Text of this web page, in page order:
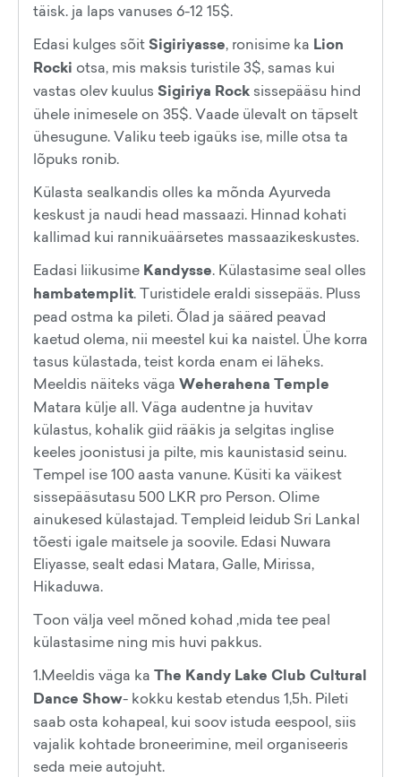
täisk. ja laps vanuses 6-12 15$.
Edasi kulges sõitSigiriyasse, ronisime ka Lion
Rocki otsa, mis maksis turistile 3$, samas kui
vastas olev kuulus Sigiriya Rock sissepääsu hind
ühele inimesele on 35$. Vaade ülevalt on täpselt
ühesugune. Valiku teeb igaüks ise, mille otsa ta
lõpuks ronib.
Külasta sealkandis olles ka mõnda Ayurveda
keskust ja naudi head massaazi. Hinnad kohati
kallimad kui rannikuäärsetes massaazikeskustes.
Eadasi liikusime Kandysse. Külastasime seal olles
hambatemplit. Turistidele eraldi sissepääs. Pluss
pead ostma ka pileti. Õlad ja sääred peavad
kaetud olema, nii meestel kui ka naistel. Ühe korra
tasus külastada, teist korda enam ei läheks.
Meeldis näiteks väga Weherahena Temple
Matara külje all. Väga audentne ja huvitav
külastus, kohalik giid rääkis ja selgitas inglise
keeles joonistusi ja pilte, mis kaunistasid seinu.
Tempel ise 100 aasta vanune. Küsiti ka väikest
sissepääsutasu 500 LKR pro Person. Olime
ainukesed külastajad. Templeid leidub Sri Lankal
tõesti igale maitsele ja soovile. Edasi Nuwara
Eliyasse, sealt edasi Matara, Galle, Mirissa,
Hikaduwa.
Toon välja veel mõned kohad ,mida tee peal
külastasime ning mis huvi pakkus.
1.Meeldis väga ka The Kandy Lake Club Cultural
Dance Show- kokku kestab etendus 1,5h. Pileti
saab osta kohapeal, kui soov istuda eespool, siis
vajalik kohtade broneerimine, meil organiseeris
seda meie autojuht.